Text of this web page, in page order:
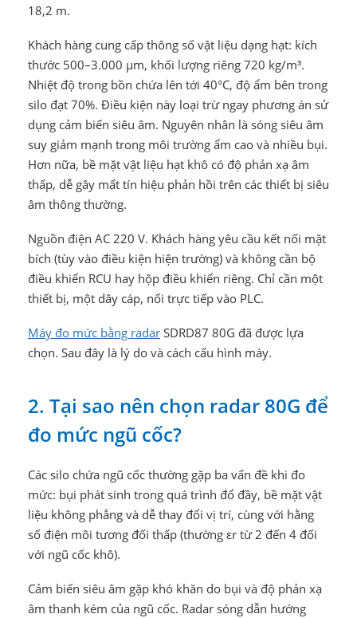
18,2 m.
Khách hàng cung cấp thông số vật liệu dạng hạt: kích
thước 500–3.000 μm, khối lượng riêng 720 kg/m³.
Nhiệt độ trong bồn chứa lên tới 40°C, độ ẩm bên trong
silo đạt 70%. Điều kiện này loại trừ ngay phương án sử
dụng cảm biến siêu âm. Nguyên nhân là sóng siêu âm
suy giảm mạnh trong môi trường ẩm cao và nhiều bụi.
Hơn nữa, bề mặt vật liệu hạt khô có độ phản xạ âm
thấp, dễ gây mất tín hiệu phản hồi trên các thiết bị siêu
âm thông thường.
Nguồn điện AC 220 V. Khách hàng yêu cầu kết nối mặt
bích (tùy vào điều kiện hiện trường) và không cần bộ
điều khiển RCU hay hộp điều khiển riêng. Chỉ cần một
thiết bị, một dây cáp, nối trực tiếp vào PLC.
Máy đo mức bằng radarSDRD87 80G đã được lựa
chọn. Sau đây là lý do và cách cấu hình máy.
2. Tại sao nên chọn radar 80G để
đo mức ngũ cốc?
Các silo chứa ngũ cốc thường gặp ba vấn đề khi đo
mức: bụi phát sinh trong quá trình đổ đầy, bề mặt vật
liệu không phẳng và dễ thay đổi vị trí, cùng với hằng
số điện môi tương đối thấp (thường εr từ 2 đến 4 đối
với ngũ cốc khô).
Cảm biến siêu âm gặp khó khăn do bụi và độ phản xạ
âm thanh kém của ngũ cốc. Radar sóng dẫn hướng